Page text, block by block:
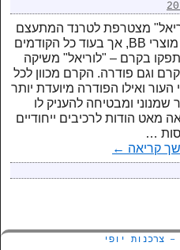
מצטרפת לטרנד המתעצם
של מוצרי BB, אך בעוד כל הקודמים
בקרם – "לוריאל" משיקה
וגם פודרה. הקרם מכוון לכל
העור ואילו הפודרה מיועדת יותר
שמנוני ומבטיחה להעניק לו
מאט הודות לרכיבים ייחודיים
…
קריאה ←
– צרכנות יופי